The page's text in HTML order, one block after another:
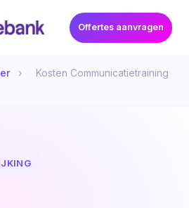
Offertes aanvragen
›
Kosten Communicatietraining